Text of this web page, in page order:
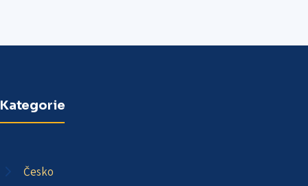
Kategorie
Česko